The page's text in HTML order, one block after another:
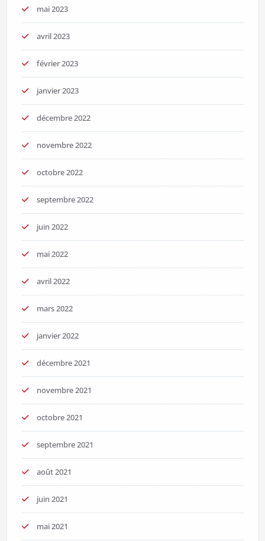
mai 2023
avril 2023
février 2023
janvier 2023
décembre 2022
novembre 2022
octobre 2022
septembre 2022
juin 2022
mai 2022
avril 2022
mars 2022
janvier 2022
décembre 2021
novembre 2021
octobre 2021
septembre 2021
août 2021
juin 2021
mai 2021